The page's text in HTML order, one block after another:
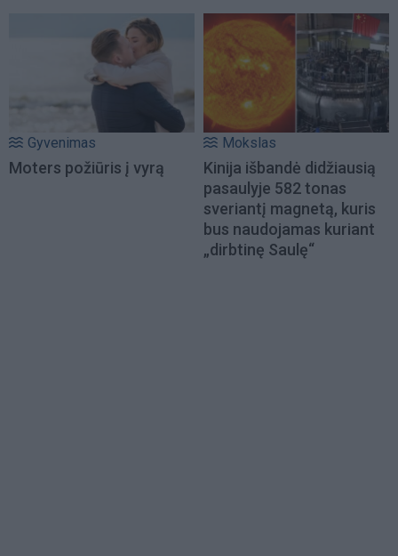
Gyvenimas
Moters požiūris į vyrą
Mokslas
Kinija išbandė didžiausią
pasaulyje 582 tonas
sveriantį magnetą, kuris
bus naudojamas kuriant
„dirbtinę Saulę“